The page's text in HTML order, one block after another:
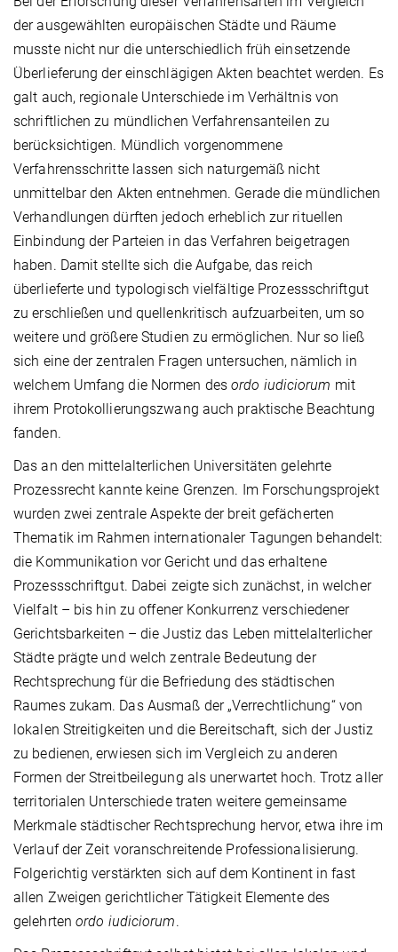
der ausgewählten europäischen Städte und Räume
musste nicht nur die unterschiedlich früh einsetzende
Überlieferung der einschlägigen Akten beachtet werden. Es
galt auch, regionale Unterschiede im Verhältnis von
schriftlichen zu mündlichen Verfahrensanteilen zu
berücksichtigen. Mündlich vorgenommene
Verfahrensschritte lassen sich naturgemäß nicht
unmittelbar den Akten entnehmen. Gerade die mündlichen
Verhandlungen dürften jedoch erheblich zur rituellen
Einbindung der Parteien in das Verfahren beigetragen
haben. Damit stellte sich die Aufgabe, das reich
überlieferte und typologisch vielfältige Prozessschriftgut
zu erschließen und quellenkritisch aufzuarbeiten, um so
weitere und größere Studien zu ermöglichen. Nur so ließ
sich eine der zentralen Fragen untersuchen, nämlich in
welchem Umfang die Normen desordo iudiciorum mit
ihrem Protokollierungszwang auch praktische Beachtung
fanden.
Das an den mittelalterlichen Universitäten gelehrte
Prozessrecht kannte keine Grenzen. Im Forschungsprojekt
wurden zwei zentrale Aspekte der breit gefächerten
Thematik im Rahmen internationaler Tagungen behandelt:
die Kommunikation vor Gericht und das erhaltene
Prozessschriftgut. Dabei zeigte sich zunächst, in welcher
Vielfalt – bis hin zu offener Konkurrenz verschiedener
Gerichtsbarkeiten – die Justiz das Leben mittelalterlicher
Städte prägte und welch zentrale Bedeutung der
Rechtsprechung für die Befriedung des städtischen
Raumes zukam. Das Ausmaß der „Verrechtlichung“ von
lokalen Streitigkeiten und die Bereitschaft, sich der Justiz
zu bedienen, erwiesen sich im Vergleich zu anderen
Formen der Streitbeilegung als unerwartet hoch. Trotz aller
territorialen Unterschiede traten weitere gemeinsame
Merkmale städtischer Rechtsprechung hervor, etwa ihre im
Verlauf der Zeit voranschreitende Professionalisierung.
Folgerichtig verstärkten sich auf dem Kontinent in fast
allen Zweigen gerichtlicher Tätigkeit Elemente des
gelehrten ordo iudiciorum.